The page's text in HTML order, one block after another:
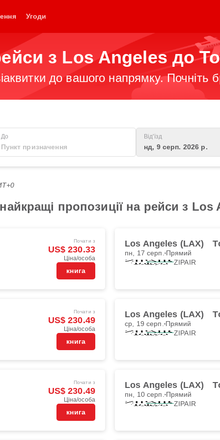
Угоди
з Los Angeles до
до вашого напрямку. Почніть
До Від'їзд
нд, 9 серп. 2026 р.
пропозиції на рейси з Los
Почати з
US$ 230.33
Ціна/особа
книга
Los Angeles (LAX)
пн, 17 серп. Прямий
ZIPAIR
Почати з
US$ 230.49
Ціна/особа
книга
Los Angeles (LAX)
ср, 19 серп. Прямий
ZIPAIR
Почати з
US$ 230.49
Ціна/особа
книга
Los Angeles (LAX)
пн, 10 серп. Прямий
ZIPAIR